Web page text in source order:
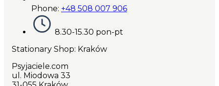
Phone: +48 508 007 906
8.30-15.30 pon-pt
Stationary Shop: Kraków
Psyjaciele.com
ul. Miodowa 33